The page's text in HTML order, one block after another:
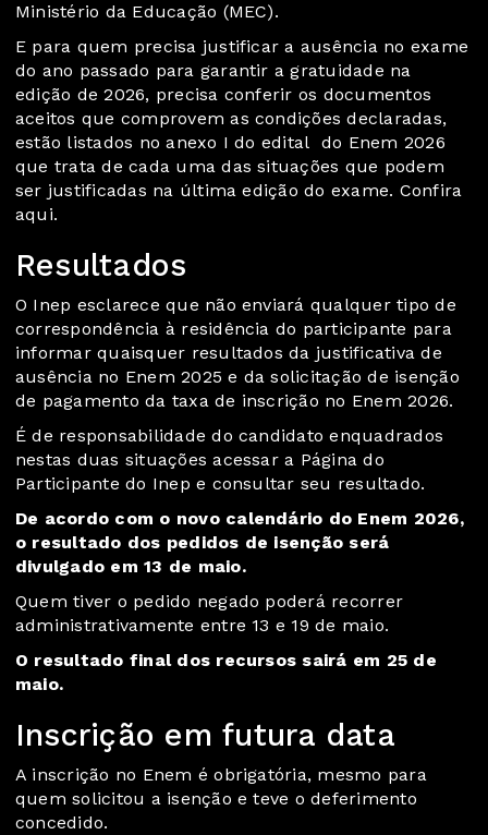
Ministério da Educação (MEC).
E para quem precisa justificar a ausência no exame
do ano passado para garantir a gratuidade na
edição de 2026, precisa conferir os documentos
aceitos que comprovem as condições declaradas,
estão listados noanexo I do edital do Enem 2026
que trata de cada uma das situações que podem
ser justificadas na última edição do exame. Confira
aqui.
Resultados
O Inep esclarece que não enviará qualquer tipo de
correspondência à residência do participante para
informar quaisquer resultados da justificativa de
ausência no Enem 2025 e da solicitação de isenção
de pagamento da taxa de inscrição no Enem 2026.
É de responsabilidade do candidato enquadrados
nestas duas situações acessar a Página do
Participante do Inep e consultar seu resultado.
De acordo com o novo calendário do Enem 2026,
o resultado dos pedidos de isenção será
divulgado em 13 de maio.
Quem tiver o pedido negado poderá recorrer
administrativamente entre 13 e 19 de maio.
O resultado final dos recursos sairá em 25 de
maio.
Inscrição em futura data
A inscrição no Enem é obrigatória, mesmo para
quem solicitou a isenção e teve o deferimento
concedido.